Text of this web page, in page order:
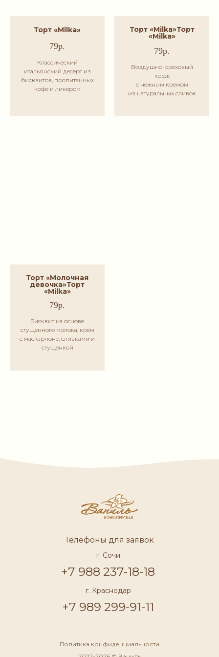
Торт «Milka»
79р.
Классический
итальянский десерт из
бисквитов, пропитанных
кофе и ликером
Торт «Milka»Торт
«Milka»
79р.
Воздушно-ореховый
корж
с нежным кремом
из натуральных сливок
Торт «Молочная
девочка»Торт
«Milka»
79р.
Бисквит на основе
сгущенного молока, крем
с маскарпоне, сливками и
сгущенкой
Телефоны для заявок
Политика конфиденциальности
+7 988 237-18-18
г. Сочи
+7 989 299-91-11
г. Краснодар